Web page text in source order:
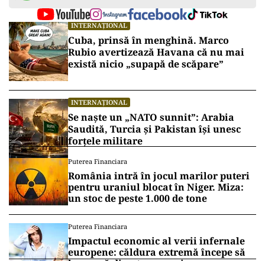
INTERNAȚIONAL
Cuba, prinsă în menghină. Marco
Rubio avertizează Havana că nu mai
există nicio „supapă de scăpare”
INTERNAȚIONAL
Se naște un „NATO sunnit”: Arabia
Saudită, Turcia și Pakistan își unesc
forțele militare
Puterea Financiara
România intră în jocul marilor puteri
pentru uraniul blocat în Niger. Miza:
un stoc de peste 1.000 de tone
Puterea Financiara
Impactul economic al verii infernale
europene: căldura extremă începe să